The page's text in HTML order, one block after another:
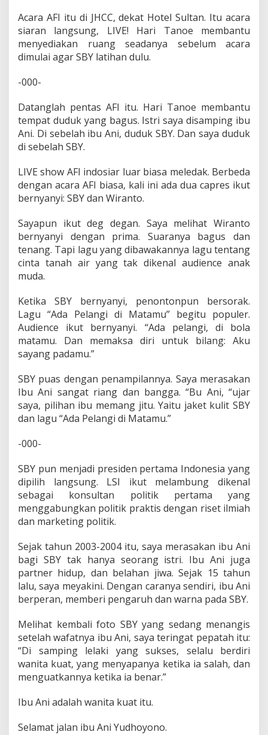
Acara AFI itu di JHCC, dekat Hotel Sultan. Itu acara
siaran langsung, LIVE! Hari Tanoe membantu
menyediakan ruang seadanya sebelum acara
dimulai agar SBY latihan dulu.
-000-
Datanglah pentas AFI itu. Hari Tanoe membantu
tempat duduk yang bagus. Istri saya disamping ibu
Ani. Di sebelah ibu Ani, duduk SBY. Dan saya duduk
di sebelah SBY.
LIVE show AFI indosiar luar biasa meledak. Berbeda
dengan acara AFI biasa, kali ini ada dua capres ikut
bernyanyi: SBY dan Wiranto.
Sayapun ikut deg degan. Saya melihat Wiranto
bernyanyi dengan prima. Suaranya bagus dan
tenang. Tapi lagu yang dibawakannya lagu tentang
cinta tanah air yang tak dikenal audience anak
muda.
Ketika SBY bernyanyi, penontonpun bersorak.
Lagu “Ada Pelangi di Matamu” begitu populer.
Audience ikut bernyanyi. “Ada pelangi, di bola
matamu. Dan memaksa diri untuk bilang: Aku
sayang padamu.”
SBY puas dengan penampilannya. Saya merasakan
Ibu Ani sangat riang dan bangga. “Bu Ani, “ujar
saya, pilihan ibu memang jitu. Yaitu jaket kulit SBY
dan lagu “Ada Pelangi di Matamu.”
-000-
SBY pun menjadi presiden pertama Indonesia yang
dipilih langsung. LSI ikut melambung dikenal
sebagai konsultan politik pertama yang
menggabungkan politik praktis dengan riset ilmiah
dan marketing politik.
Sejak tahun 2003-2004 itu, saya merasakan ibu Ani
bagi SBY tak hanya seorang istri. Ibu Ani juga
partner hidup, dan belahan jiwa. Sejak 15 tahun
lalu, saya meyakini. Dengan caranya sendiri, ibu Ani
berperan, memberi pengaruh dan warna pada SBY.
Melihat kembali foto SBY yang sedang menangis
setelah wafatnya ibu Ani, saya teringat pepatah itu:
“Di samping lelaki yang sukses, selalu berdiri
wanita kuat, yang menyapanya ketika ia salah, dan
menguatkannya ketika ia benar.”
Ibu Ani adalah wanita kuat itu.
Selamat jalan ibu Ani Yudhoyono.